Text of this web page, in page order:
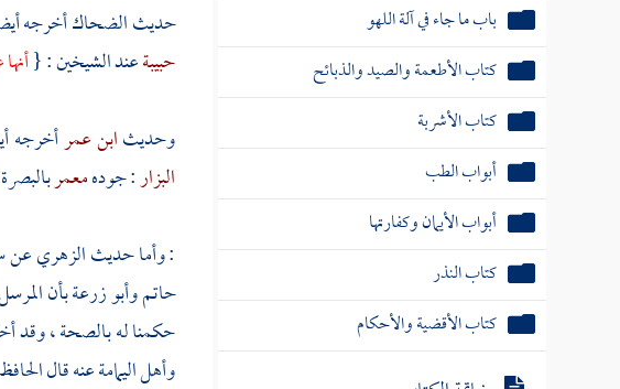
باب ما جاء في آلة اللهو
كتاب الأطعمة والصيد والذبائح
كتاب الأشربة
أبواب الطب
أبواب الأيمان وكفارتها
كتاب النذر
كتاب الأقضية والأحكام
حديثالضحاكأخرجه
حبيبةعند الشيخين : {
وحديثابن عمرأخرجه
البزار: جودهمعمربالبصرة
: وأما حديثالزهريعن
حاتموأبو زرعةبأن
حكمنا له بالصحة ، وقد
وأهلاليمامةعنه قالالحافظ